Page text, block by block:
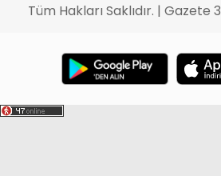
Tüm Hakları Saklıdır. | Gazete 3